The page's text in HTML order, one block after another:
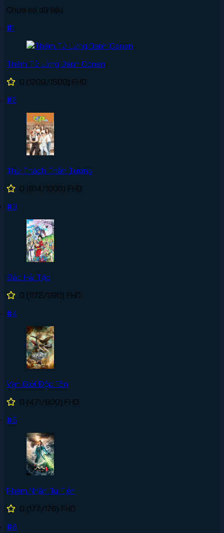
Chưa có dữ liệu
#1
Thám Tử Lừng Danh Conan
0 (1209/1500) FHD
#2
Thử Thách Thần Tượng
0 (814/1000) FHD
#3
Đảo Hải Tặc
0 (1172/1190) FHD
#4
Vạn Giới Độc Tôn
0 (471/800) FHD
#5
Phàm Nhân Tu Tiên
0 (177/176) FHD
#6